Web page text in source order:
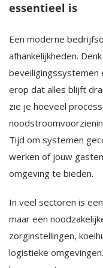
essentieel is
Een moderne
afhankelijkheden.
beveiligingssystemen
erop dat alles blijft
zie je hoeveel
Tijd om systemen
werken of jouw
omgeving te bieden.
In veel sectoren is
maar een
zorginstellingen,
logistieke